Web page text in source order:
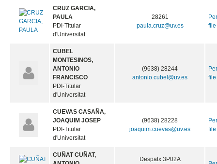
CRUZ GARCIA,
PAULA
PDI-Titular
d'Universitat
28261
paula.cruz@uv.es
file
CUBEL
MONTESINOS,
ANTONIO
FRANCISCO
PDI-Titular
d'Universitat
(9638) 28244
antonio.cubel@uv.es
file
CUEVAS CASAÑA,
JOAQUIM JOSEP
PDI-Titular
d'Universitat
(9638) 28228
joaquim.cuevas@uv.es
file
CUÑAT CUÑAT,
Despatx 3P02A